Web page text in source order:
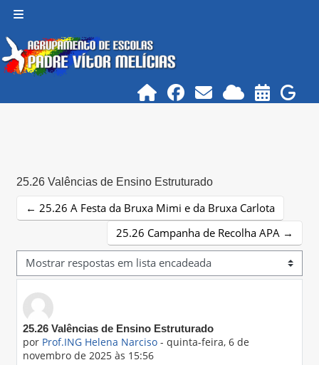
25.26 Valências de Ensino Estruturado
← 25.26 A Festa da Bruxa Mimi e da Bruxa Carlota
25.26 Campanha de Recolha APA →
Modo de visualização
25.26 Valências de Ensino Estruturado
por Prof.ING Helena Narciso - quinta-feira, 6 de
novembro de 2025 às 15:56
Número de respostas: 0